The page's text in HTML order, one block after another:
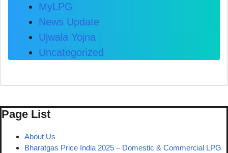
MyLPG
News Update
Ujwala Yojna
Uncategorized
Page List
About Us
Bharatgas Price India 2025 – Domestic & Commercial LPG